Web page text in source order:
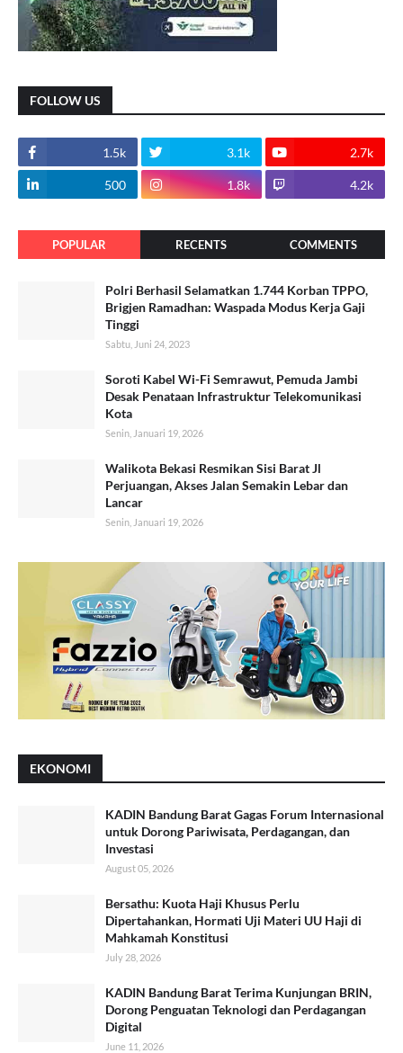
FOLLOW US
1.5k 3.1k 2.7k
500 1.8k 4.2k
POPULAR RECENTS COMMENTS
Polri Berhasil Selamatkan 1.744 Korban TPPO,
Brigjen Ramadhan: Waspada Modus Kerja Gaji
Tinggi
Sabtu, Juni 24, 2023
Soroti Kabel Wi-Fi Semrawut, Pemuda Jambi
Desak Penataan Infrastruktur Telekomunikasi
Kota
Senin, Januari 19, 2026
Walikota Bekasi Resmikan Sisi Barat Jl
Perjuangan, Akses Jalan Semakin Lebar dan
Lancar
Senin, Januari 19, 2026
EKONOMI
KADIN Bandung Barat Gagas Forum Internasional
untuk Dorong Pariwisata, Perdagangan, dan
Investasi
August 05, 2026
Bersathu: Kuota Haji Khusus Perlu
Dipertahankan, Hormati Uji Materi UU Haji di
Mahkamah Konstitusi
July 28, 2026
KADIN Bandung Barat Terima Kunjungan BRIN,
Dorong Penguatan Teknologi dan Perdagangan
Digital
June 11, 2026